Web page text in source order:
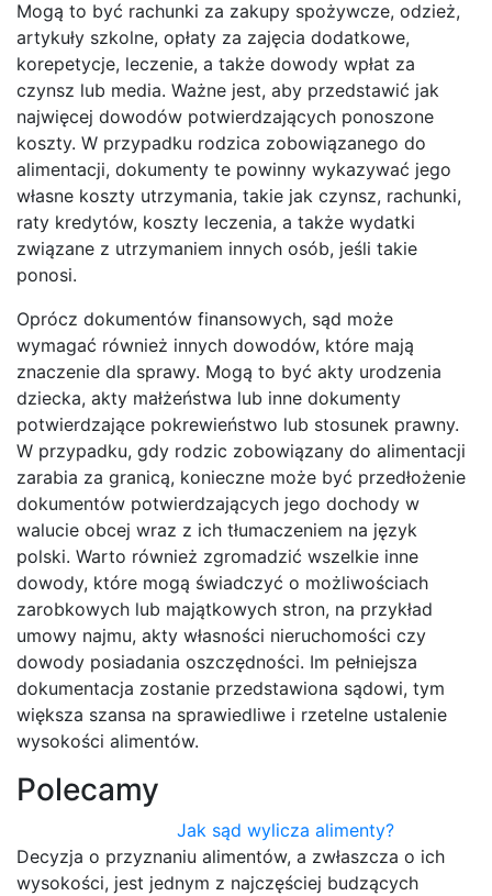
Mogą to być rachunki za zakupy spożywcze, odzież,
artykuły szkolne, opłaty za zajęcia dodatkowe,
korepetycje, leczenie, a także dowody wpłat za
czynsz lub media. Ważne jest, aby przedstawić jak
najwięcej dowodów potwierdzających ponoszone
koszty. W przypadku rodzica zobowiązanego do
alimentacji, dokumenty te powinny wykazywać jego
własne koszty utrzymania, takie jak czynsz, rachunki,
raty kredytów, koszty leczenia, a także wydatki
związane z utrzymaniem innych osób, jeśli takie
ponosi.
Oprócz dokumentów finansowych, sąd może
wymagać również innych dowodów, które mają
znaczenie dla sprawy. Mogą to być akty urodzenia
dziecka, akty małżeństwa lub inne dokumenty
potwierdzające pokrewieństwo lub stosunek prawny.
W przypadku, gdy rodzic zobowiązany do alimentacji
zarabia za granicą, konieczne może być przedłożenie
dokumentów potwierdzających jego dochody w
walucie obcej wraz z ich tłumaczeniem na język
polski. Warto również zgromadzić wszelkie inne
dowody, które mogą świadczyć o możliwościach
zarobkowych lub majątkowych stron, na przykład
umowy najmu, akty własności nieruchomości czy
dowody posiadania oszczędności. Im pełniejsza
dokumentacja zostanie przedstawiona sądowi, tym
większa szansa na sprawiedliwe i rzetelne ustalenie
wysokości alimentów.
Polecamy
Jak sąd wylicza alimenty?
Decyzja o przyznaniu alimentów, a zwłaszcza o ich
wysokości, jest jednym z najczęściej budzących